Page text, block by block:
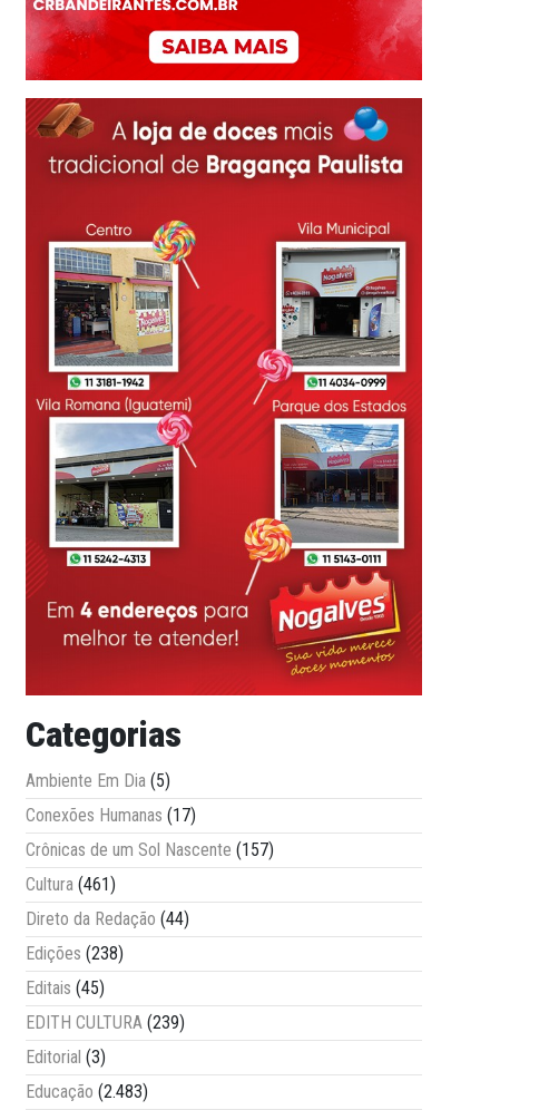
Categorias
Ambiente Em Dia (5)
Conexões Humanas (17)
Crônicas de um Sol Nascente (157)
Cultura (461)
Direto da Redação (44)
Edições (238)
Editais (45)
EDITH CULTURA (239)
Editorial (3)
Educação (2.483)